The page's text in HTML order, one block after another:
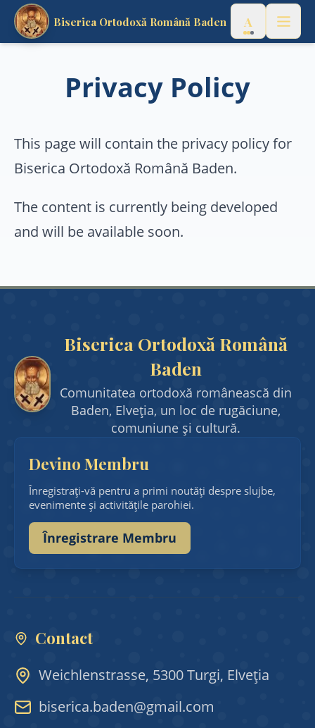
Biserica Ortodoxă Română Baden A
Despre noi
Istoria parohiei
Preotul nostru
Ocrotitorii Parohiei
Servicii
Comunitate
Resurse Ortodoxe
Resurse Ortodoxe
Nevoințe
Cele 8 gânduri ale răutății
Cele 8 virtuți
Scara Virtuților
Cercetarea conștiinței
Favorite
Activități
Privacy Policy
This page will contain the privacy policy for
Biserica Ortodoxă Română Baden.
The content is currently being developed
and will be available soon.
Biserica Ortodoxă Română
Baden
Comunitatea ortodoxă românească din
Baden, Elveția, un loc de rugăciune,
comuniune și cultură.
Devino Membru
Înregistrați-vă pentru a primi noutăți despre slujbe,
evenimente și activitățile parohiei.
Înregistrare Membru
Contact
Weichlenstrasse, 5300 Turgi, Elveția
biserica.baden@gmail.com